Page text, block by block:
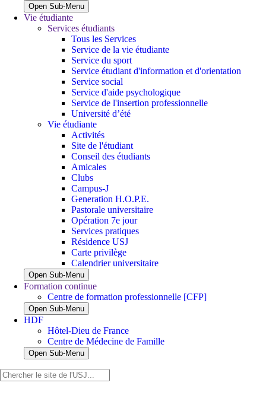
Open Sub-Menu
Vie étudiante
Services étudiants
Tous les Services
Service de la vie étudiante
Service du sport
Service étudiant d'information et d'orientation
Service social
Service d'aide psychologique
Service de l'insertion professionnelle
Université d’été
Vie étudiante
Activités
Site de l'étudiant
Conseil des étudiants
Amicales
Clubs
Campus-J
Generation H.O.P.E.
Pastorale universitaire
Opération 7e jour
Services pratiques
Résidence USJ
Carte privilège
Calendrier universitaire
Open Sub-Menu
Formation continue
Centre de formation professionnelle [CFP]
Open Sub-Menu
HDF
Hôtel-Dieu de France
Centre de Médecine de Famille
Open Sub-Menu